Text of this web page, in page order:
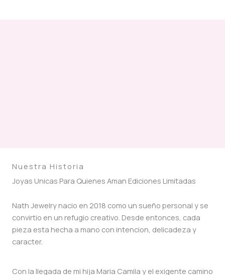
Nuestra Historia
Joyas Unicas Para Quienes Aman Ediciones Limitadas
Nath Jewelry nacio en 2018 como un sueño personal y se
convirtio en un refugio creativo. Desde entonces, cada
pieza esta hecha a mano con intencion, delicadeza y
caracter.
Con la llegada de mi hija Maria Camila y el exigente camino